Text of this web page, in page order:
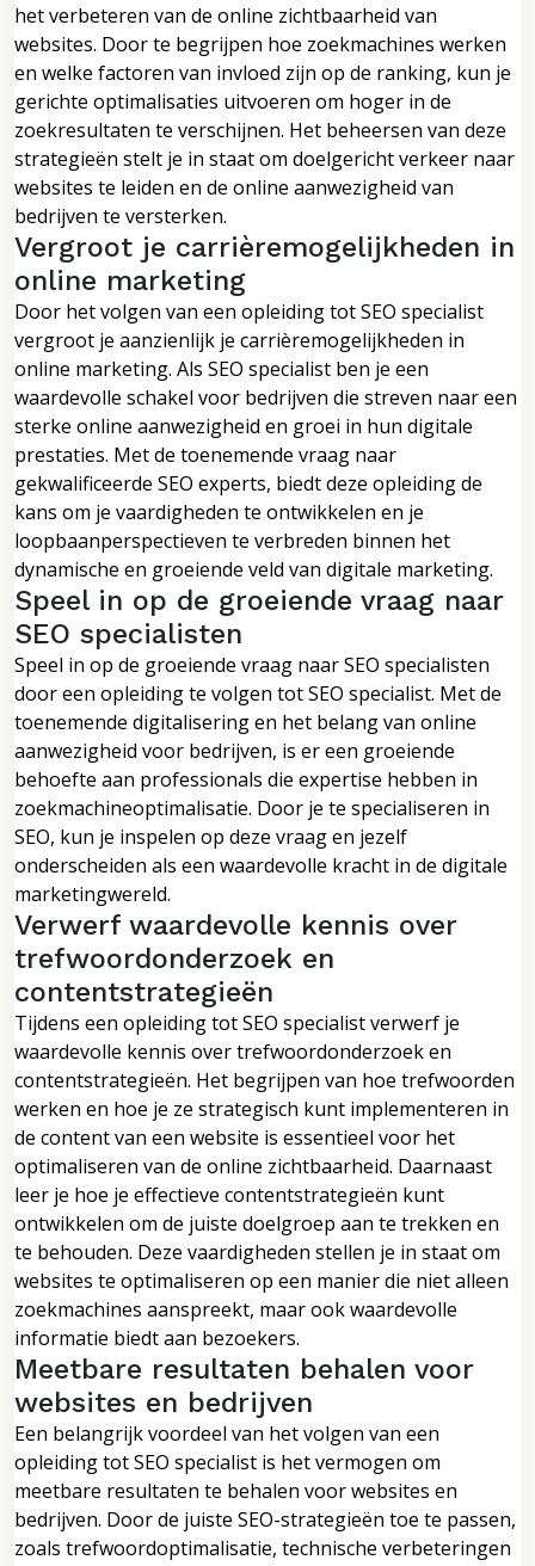
het verbeteren van de online zichtbaarheid van
websites. Door te begrijpen hoe zoekmachines werken
en welke factoren van invloed zijn op de ranking, kun je
gerichte optimalisaties uitvoeren om hoger in de
zoekresultaten te verschijnen. Het beheersen van deze
strategieën stelt je in staat om doelgericht verkeer naar
websites te leiden en de online aanwezigheid van
bedrijven te versterken.
Vergroot je carrièremogelijkheden in
online marketing
Door het volgen van een opleiding tot SEO specialist
vergroot je aanzienlijk je carrièremogelijkheden in
online marketing. Als SEO specialist ben je een
waardevolle schakel voor bedrijven die streven naar een
sterke online aanwezigheid en groei in hun digitale
prestaties. Met de toenemende vraag naar
gekwalificeerde SEO experts, biedt deze opleiding de
kans om je vaardigheden te ontwikkelen en je
loopbaanperspectieven te verbreden binnen het
dynamische en groeiende veld van digitale marketing.
Speel in op de groeiende vraag naar
SEO specialisten
Speel in op de groeiende vraag naar SEO specialisten
door een opleiding te volgen tot SEO specialist. Met de
toenemende digitalisering en het belang van online
aanwezigheid voor bedrijven, is er een groeiende
behoefte aan professionals die expertise hebben in
zoekmachineoptimalisatie. Door je te specialiseren in
SEO, kun je inspelen op deze vraag en jezelf
onderscheiden als een waardevolle kracht in de digitale
marketingwereld.
Verwerf waardevolle kennis over
trefwoordonderzoek en
contentstrategieën
Tijdens een opleiding tot SEO specialist verwerf je
waardevolle kennis over trefwoordonderzoek en
contentstrategieën. Het begrijpen van hoe trefwoorden
werken en hoe je ze strategisch kunt implementeren in
de content van een website is essentieel voor het
optimaliseren van de online zichtbaarheid. Daarnaast
leer je hoe je effectieve contentstrategieën kunt
ontwikkelen om de juiste doelgroep aan te trekken en
te behouden. Deze vaardigheden stellen je in staat om
websites te optimaliseren op een manier die niet alleen
zoekmachines aanspreekt, maar ook waardevolle
informatie biedt aan bezoekers.
Meetbare resultaten behalen voor
websites en bedrijven
Een belangrijk voordeel van het volgen van een
opleiding tot SEO specialist is het vermogen om
meetbare resultaten te behalen voor websites en
bedrijven. Door de juiste SEO-strategieën toe te passen,
zoals trefwoordoptimalisatie, technische verbeteringen